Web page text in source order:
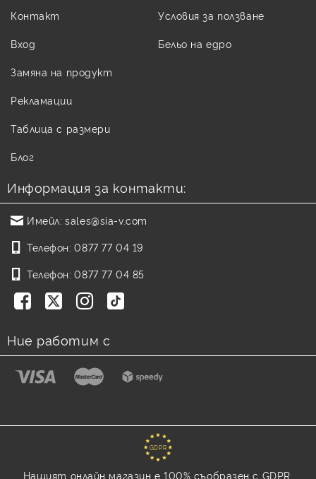
Контакт
Вход
Условия за ползване
Бельо на едро
Замяна на продукт
Рекламации
Таблица с размери
Блог
Информация за контакти:
Имейл: sales@sia-v.com
Телефон: 0877 77 04 19
Телефон: 0877 77 04 85
Ние работим с
GDPR
Нашият онлайн магазин е 100% съобразен с GDPR.